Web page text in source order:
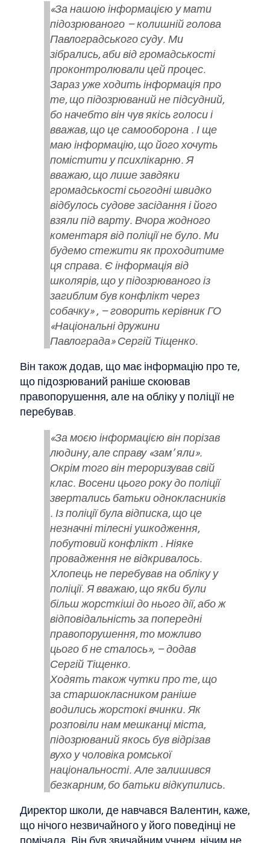
«За нашою інформацією у мати
підозрюваного – колишній голова
Павлоградського суду. Ми
зібрались, аби від громадськості
проконтролювали цей процес.
Зараз уже ходить інформація про
те, що підозрюваний не підсудний,
бо начебто він чув якісь голоси і
вважав, що це самооборона . І ще
маю інформацію, що його хочуть
помістити у психлікарню. Я
вважаю, що лише завдяки
громадськості сьогодні швидко
відбулось судове засідання і його
взяли під варту. Вчора жодного
коментаря від поліції не було. Ми
будемо стежити як проходитиме
ця справа. Є інформація від
школярів, що у підозрюваного із
загиблим був конфлікт через
собачку» , – говорить керівник ГО
«Національні дружини
Павлограда» Сергій Тіщенко.
Він також додав, що має інформацію про те,
що підозрюваний раніше скоював
правопорушення, але на обліку у поліції не
перебував.
«За моєю інформацією він порізав
людину, але справу «зам’ яли».
Окрім того він тероризував свій
клас. Восени цього року до поліції
звертались батьки однокласників
. Із поліції була відписка, що це
незначні тілесні ушкодження,
побутовий конфлікт . Ніяке
провадження не відкривалось.
Хлопець не перебував на обліку у
поліції. Я вважаю, що якби були
більш жорсткіші до нього дії, або ж
відповідальність за попередні
правопорушення, то можливо
цього б не сталось», – додав
Сергій Тіщенко.
Ходять також чутки про те, що
за старшокласником раніше
водились жорстокі вчинки. Як
розповіли нам мешканці міста,
підозрюваний якось був відрізав
вухо у чоловіка ромської
національності. Але залишився
безкарним, бо батьки відкупились.
Директор школи, де навчався Валентин, каже,
що нічого незвичайного у його поведінці не